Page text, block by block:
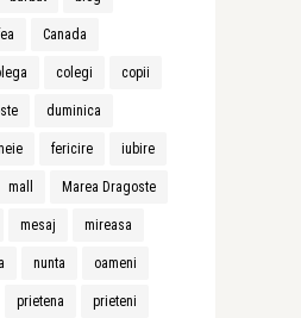
Canada
colegi copii
duminica
fericire iubire
mall Marea Dragoste
mesaj mireasa
nunta oameni
prietena prieteni